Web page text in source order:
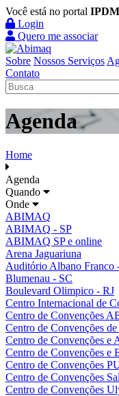
Você está no portal
Login
Quero me associar
Sobre Nossos Serviços
Contato
Agenda
Home
Agenda
Quando
Onde
ABIMAQ
ABIMAQ - SP
ABIMAQ SP e online
Arena Jaguariuna
Auditório Albano Franco
Blumenau - SC
Boulevard Olimpico - RJ
Centro Internacional de
Centro de Convenções
Centro de Convenções
Centro de Convenções e
Centro de Convenções e
Centro de Convenções
Centro de Convenções
Centro de Convenções